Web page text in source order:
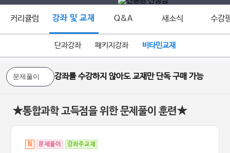
커리큘럼 강좌 및 교재 Q&A 새소식 수강
단과강좌 패키지강좌 비타민교재
강좌를 수강하지 않아도 교재만 단독 구매 가능
★통합과학 고득점을 위한 문제풀이 훈련★
N 문제풀이 강좌주교재